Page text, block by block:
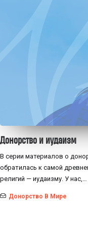
Донорство и иудаизм
В серии материалов о
обратилась к самой
религий — иудаизму. У нас,…
Донорство В Мире